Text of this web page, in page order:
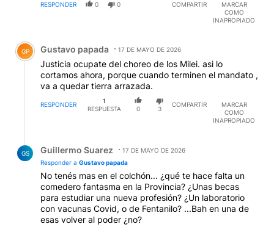
RESPONDER 0 0 COMPARTIR
MARCAR
COMO
INAPROPIADO
Comentario de Gustavo papada.
GP Gustavo papada 17 DE MAYO DE 2026
Justicia ocupate del choreo de los Milei. asi lo
cortamos ahora, porque cuando terminen el mandato ,
va a quedar tierra arrazada.
RESPONDER
1
RESPUESTA
0 3
COMPARTIR
MARCAR
COMO
INAPROPIADO
GS Guillermo Suarez
17 DE MAYO DE 2026
Responder a Gustavo papada
No tenés mas en el colchón... ¿qué te hace falta un
comedero fantasma en la Provincia? ¿Unas becas
para estudiar una nueva profesión? ¿Un laboratorio
con vacunas Covid, o de Fentanilo? ...Bah en una de
esas volver al poder ¿no?